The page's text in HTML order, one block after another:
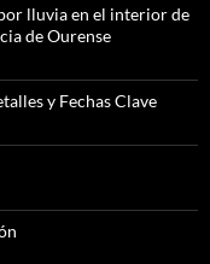
lluvia en el interior de
de Ourense
y Fechas Clave